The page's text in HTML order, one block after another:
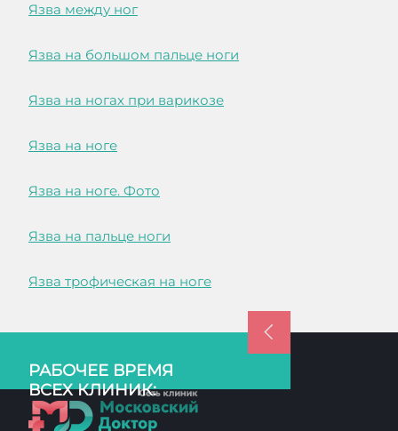
Язва между ног
Язва на большом пальце ноги
Язва на ногах при варикозе
Язва на ноге
Язва на ноге. Фото
Язва на пальце ноги
Язва трофическая на ноге
РАБОЧЕЕ ВРЕМЯ
ВСЕХ КЛИНИК: